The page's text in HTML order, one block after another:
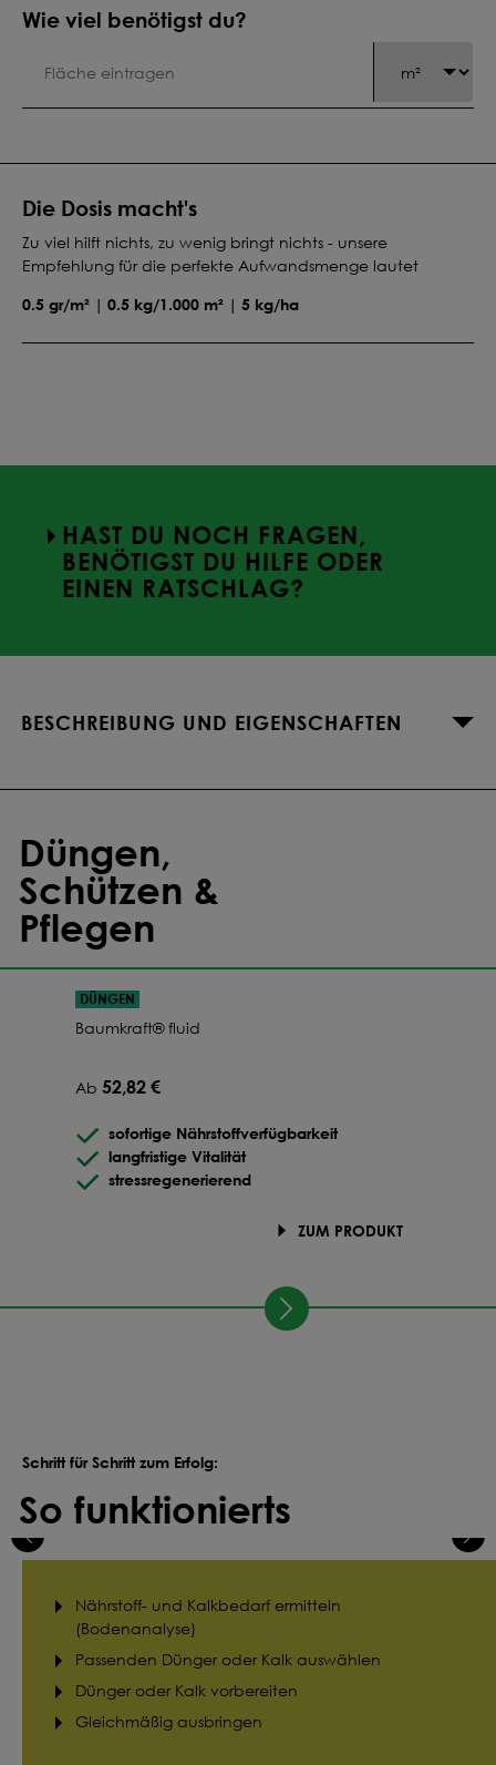
Wie viel benötigst du?
Die Dosis macht's
Zu viel hilft nichts, zu wenig bringt nichts - unsere
Empfehlung für die perfekte Aufwandsmenge lautet
0.5 gr/m² | 0.5 kg/1.000 m² | 5 kg/ha
HAST DU NOCH FRAGEN,
BENÖTIGST DU HILFE ODER
EINEN RATSCHLAG?
BESCHREIBUNG UND EIGENSCHAFTEN
Düngen,
Schützen &
Pflegen
DÜNGEN
Baumkraft® fluid
Ab 52,82 €
sofortige Nährstoffverfügbarkeit
langfristige Vitalität
stressregenerierend
ZUM PRODUKT
Schritt für Schritt zum Erfolg:
So funktionierts
Nährstoff- und Kalkbedarf ermitteln
(Bodenanalyse)
Passenden Dünger oder Kalk auswählen
Dünger oder Kalk vorbereiten
Gleichmäßig ausbringen